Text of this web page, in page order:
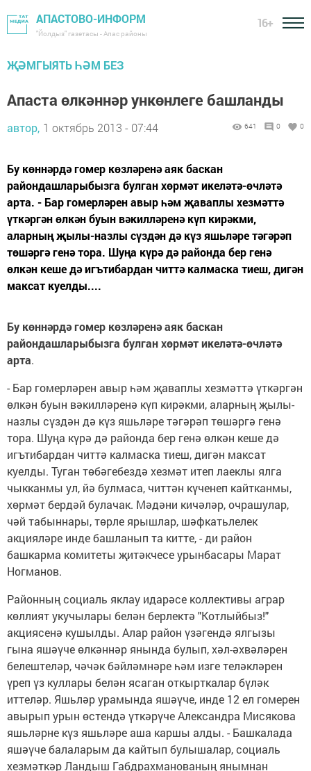
АПАСТОВО-ИНФОРМ
"Йолдыз" газетасы - Апас районы
16+
ҖӘМГЫЯТЬ ҺӘМ БЕЗ
Апаста өлкәннәр ункөнлеге башланды
автор, 1 октябрь 2013 - 07:44 641 0 0
Бу көннәрдә гомер көзләренә аяк баскан
райондашларыбызга булган хөрмәт икеләтә-өчләтә
арта. - Бар гомерләрен авыр һәм җаваплы хезмәттә
үткәргән өлкән буын вәкилләренә күп кирәкми,
аларның җылы-назлы сүздән дә күз яшьләре тәгәрәп
төшәргә генә тора. Шуңа күрә дә районда бер генә
өлкән кеше дә игътибардан читтә калмаска тиеш, дигән
максат куелды....
Бу көннәрдә гомер көзләренә аяк баскан
райондашларыбызга булган хөрмәт икеләтә-өчләтә
арта.
- Бар гомерләрен авыр һәм җаваплы хезмәттә үткәргән
өлкән буын вәкилләренә күп кирәкми, аларның җылы-
назлы сүздән дә күз яшьләре тәгәрәп төшәргә генә
тора. Шуңа күрә дә районда бер генә өлкән кеше дә
игътибардан читтә калмаска тиеш, дигән максат
куелды. Туган төбәгебездә хезмәт итеп лаеклы ялга
чыкканмы ул, йә булмаса, читтән күченеп кайтканмы,
хөрмәт бердәй булачак. Мәдәни кичәләр, очрашулар,
чәй табыннары, төрле ярышлар, шәфкатьлелек
акцияләре инде башланып та китте, - ди район
башкарма комитеты җитәкчесе урынбасары Марат
Ногманов.
Районның социаль яклау идарәсе коллективы аграр
көллият укучылары белән берлектә "Котлыйбыз!"
акциясенә кушылды. Алар район үзәгендә ялгызы
гына яшәүче өлкәннәр янында булып, хәл-әхвәләрен
белештеләр, чәчәк бәйләмнәре һәм изге теләкләрен
үреп үз куллары белән ясаган откырткалар бүләк
иттеләр. Яшьләр урамында яшәүче, инде 12 ел гомерен
авырып урын өстендә үткәрүче Александра Мисякова
яшьләрне күз яшьләре аша каршы алды. - Башкалада
яшәүче балаларым да кайтып булышалар, социаль
хезмәткәр Ландыш Габдрахманованың янымнан